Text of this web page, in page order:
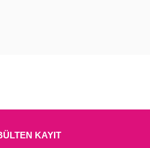
KAYIT